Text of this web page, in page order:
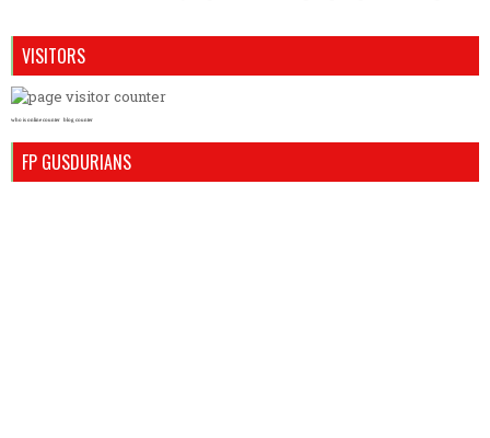
VISITORS
who is online counter blog counter
FP GUSDURIANS